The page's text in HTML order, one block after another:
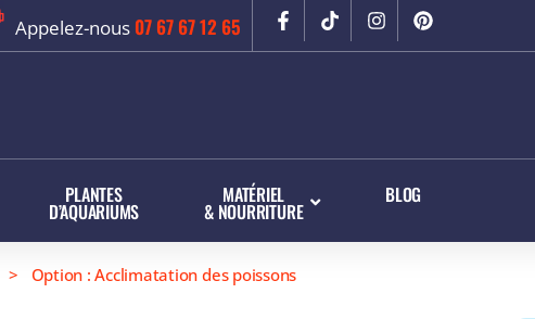
Appelez-nous 07 67 67 12 65
PLANTES
D’AQUARIUMS
MATÉRIEL
& NOURRITURE
BLOG
Option : Acclimatation des poissons